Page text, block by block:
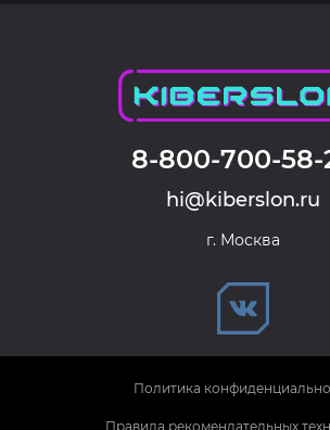
8-800-700-58-
hi@kiberslon.ru
г. Москва
Политика
Правила рекомендательных